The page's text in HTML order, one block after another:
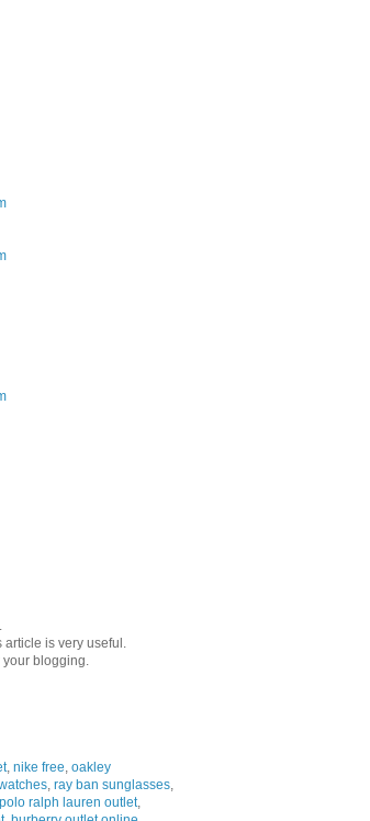
article is very useful.
your blogging.
, nike free, oakley
, ray ban sunglasses,
polo ralph lauren outlet,